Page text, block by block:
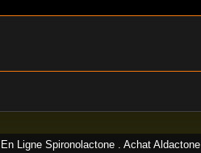
Ligne Spironolactone . Achat